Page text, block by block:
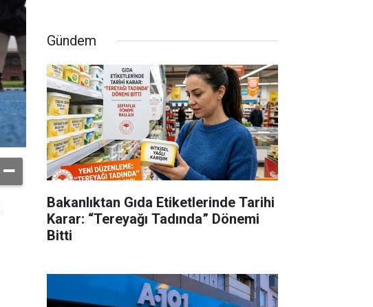
Gündem
Bakanlıktan Gıda Etiketlerinde Tarihi
Karar: “Tereyağı Tadında” Dönemi
Bitti